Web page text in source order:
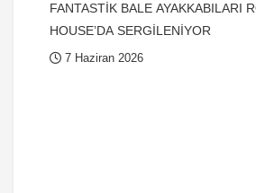
FANTASTİK BALE AYAKKABILARI
HOUSE’DA SERGİLENİYOR
7 Haziran 2026